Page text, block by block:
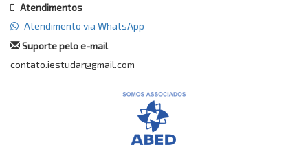
Atendimentos
Atendimento via WhatsApp
Suporte pelo e-mail
contato.iestudar@gmail.com